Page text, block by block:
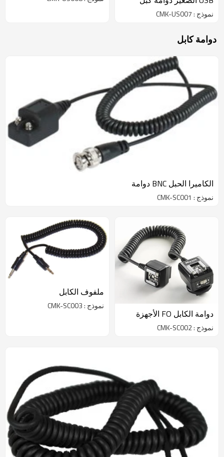
نموذج : CMK-US007
دوامة كابل
الكاميرا الحبل BNC دوامة
نموذج : CMK-SC001
دوامة الكابل FO الأجهزة
نموذج : CMK-SC002
ملفوف الكابل
نموذج : CMK-SC003